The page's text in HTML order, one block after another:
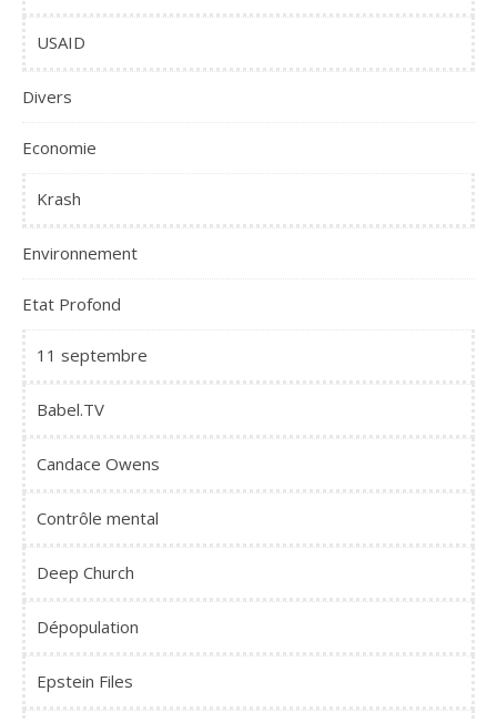
USAID
Divers
Economie
Krash
Environnement
Etat Profond
11 septembre
Babel.TV
Candace Owens
Contrôle mental
Deep Church
Dépopulation
Epstein Files